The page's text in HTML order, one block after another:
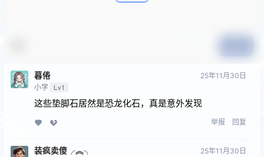
暮倦
小学 Lv1
25年11月30日
这些垫脚石居然是恐龙化石，真是意外发现
举报 回复
装疯卖傻╭︽╮ 25年11月30日